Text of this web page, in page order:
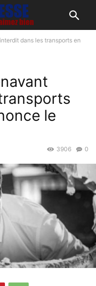
dans les transports en
le
0
3906